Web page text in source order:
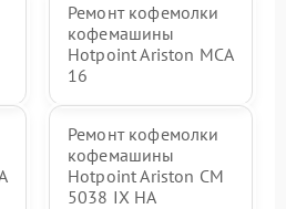
Ремонт кофемолки
кофемашины
Hotpoint Ariston MCA
16
Ремонт кофемолки
кофемашины
Hotpoint Ariston CM
5038 IX HA